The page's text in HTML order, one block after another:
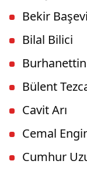
Bekir
Bilal Bilici
Bülent
Cavit Arı
Cemal
Cumhur